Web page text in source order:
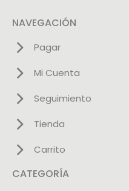
NAVEGACIÓN
Pagar
Mi Cuenta
Seguimiento
Tienda
Carrito
CATEGORÍA